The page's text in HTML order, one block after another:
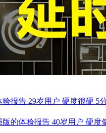
报告 29岁用户 硬度很硬 5
的体验报告 40岁用户 硬度